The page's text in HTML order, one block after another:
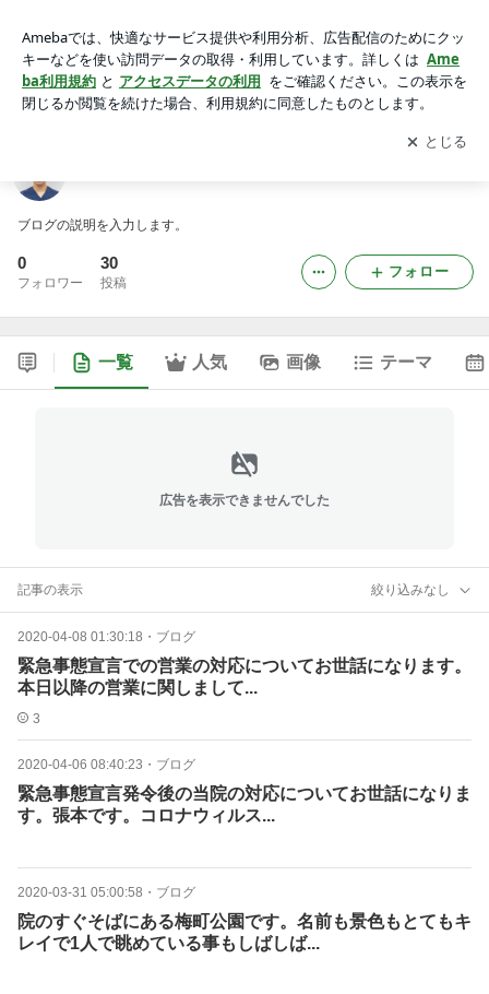
アプリをダウンロードして ブログの更新通知
を受け取りまし
ょう。
開く
ブログの説明を入力します。
0
フォロワー
30
投稿
フォロー
一覧 人気 画像 テーマ
広告を表示できませんでした
記事の表示 絞り込みなし
2020-04-08 01:30:18 ・ ブログ
緊急事態宣言での営業の対応についてお世話になります。
本日以降の営業に関しまして...
3
2020-04-06 08:40:23 ・ ブログ
緊急事態宣言発令後の当院の対応についてお世話になりま
す。張本です。コロナウィルス...
2020-03-31 05:00:58 ・ ブログ
院のすぐそばにある梅町公園です。名前も景色もとてもキ
レイで1人で眺めている事もしばしば...